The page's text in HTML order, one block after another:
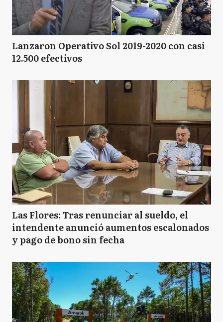
Lanzaron Operativo Sol 2019-2020 con casi
12.500 efectivos
Las Flores: Tras renunciar al sueldo, el
intendente anunció aumentos escalonados
y pago de bono sin fecha